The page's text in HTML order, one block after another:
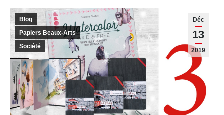
Déc
13
2019
Blog
Papiers Beaux-Arts
Société